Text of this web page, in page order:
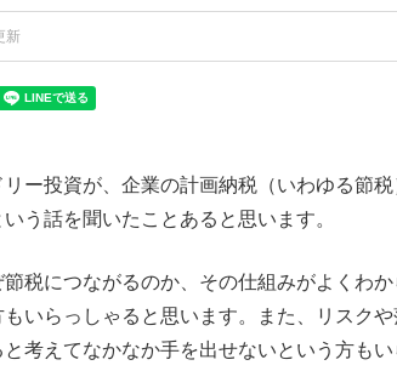
新
ー投資が、企業の計画納税（いわゆる節税
う話を聞いたことあると思います。
節税につながるのか、その仕組みがよくわか
いらっしゃると思います。また、リスクや
と考えてなかなか手を出せないという方もい